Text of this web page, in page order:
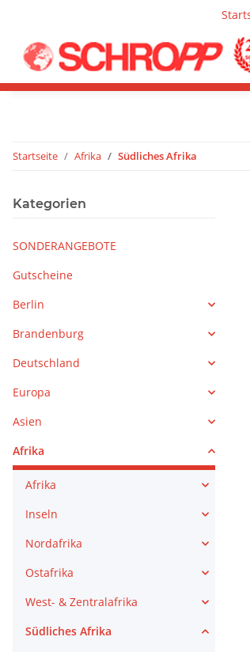
Startseite Afrika Südliches Afrika
Kategorien
SONDERANGEBOTE
Gutscheine
Berlin
Brandenburg
Deutschland
Europa
Asien
Afrika
Afrika
Inseln
Nordafrika
Ostafrika
West- & Zentralafrika
Südliches Afrika